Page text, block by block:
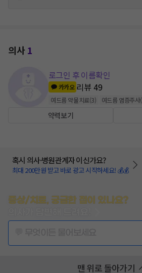
의사1
로그인 후 이름확인
카카오 리뷰49
여드름 약물치료(3) 여드름 염증주사(
약력보기
혹시 의사·병원관계자 이신가요?
최대 200만원 받고 바로 광고 시작하세요! 💰💰
증상/치료, 궁금한 점이 있나요?
맨 위로 돌아가기